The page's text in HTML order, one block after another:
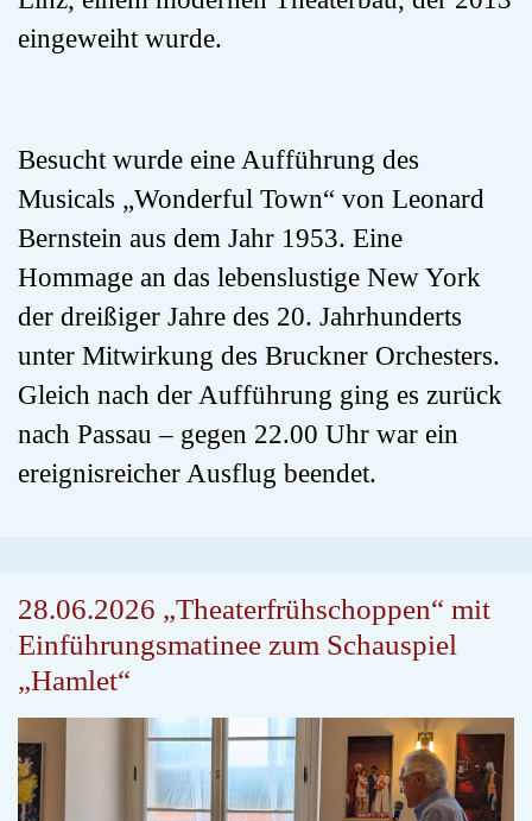
eingeweiht wurde.
Besucht wurde eine Aufführung des
Musicals „Wonderful Town“ von Leonard
Bernstein aus dem Jahr 1953. Eine
Hommage an das lebenslustige New York
der dreißiger Jahre des 20. Jahrhunderts
unter Mitwirkung des Bruckner Orchesters.
Gleich nach der Aufführung ging es zurück
nach Passau – gegen 22.00 Uhr war ein
ereignisreicher Ausflug beendet.
28.06.2026 „Theaterfrühschoppen“ mit
Einführungsmatinee zum Schauspiel
„Hamlet“